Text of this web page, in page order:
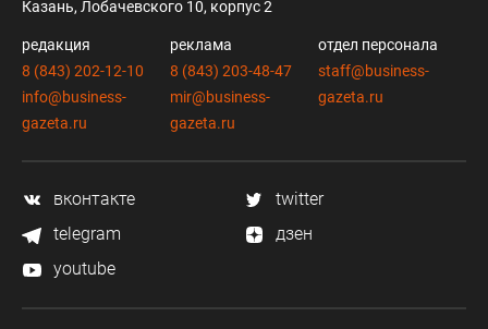
Казань, Лобачевского 10, корпус 2
редакция
8 (843) 202-12-10
info@business-
gazeta.ru
реклама
8 (843) 203-48-47
mir@business-
gazeta.ru
отдел персонала
staff@business-
gazeta.ru
вконтакте
twitter
telegram
дзен
youtube